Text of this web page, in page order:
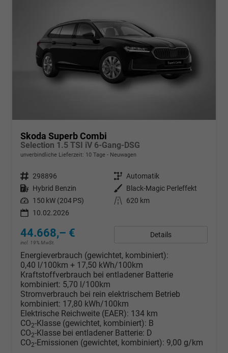
Skoda Superb Combi
Selection 1.5 TSI iV 6-Gang-DSG
unverbindliche Lieferzeit: 10 Tage Neuwagen
Fahrzeugnr. 298896 Getriebe Automatik
Kraftstoff Hybrid Benzin Außenfarbe
Black-Magic Perleffekt
Leistung 150 kW (204 PS) Kilometerstand
620 km
10.02.2026
44.668,– €
incl. 19% MwSt.
Details
Energieverbrauch (gewichtet, kombiniert):
0,40 l/100km + 17,50 kWh/100km
Kraftstoffverbrauch bei entladener Batterie
kombiniert: 5,70 l/100km
Stromverbrauch bei rein elektrischem Betrieb
kombiniert: 17,80 kWh/100km
Elektrische Reichweite (EAER): 134 km
CO2-Klasse (gewichtet, kombiniert): B
CO2-Klasse bei entladener Batterie: D
CO2-Emissionen (gewichtet, kombiniert): 9,00 g/km